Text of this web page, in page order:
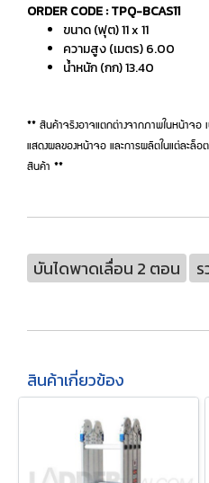
ORDER CODE : TPQ-BCAS11
ขนาด (ฟุต) 11 x 11
ความสูง (เมตร) 6.00
น้ำหนัก (กก) 13.40
** สินค้าจริงอาจแตกต่างจากภาพในหน้าจอ
แสดงผลของหน้าจอ และการผลิตในแต่ละล็
สินค้า **
บันไดพาดเลื่อน 2 ตอน
สินค้าเกี่ยวข้อง